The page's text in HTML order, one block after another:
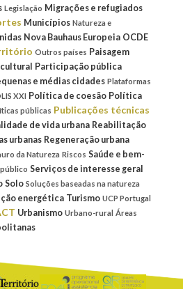
Legislação Migrações e refugiados
Municípios Natureza e
Nova Bauhaus Europeia OCDE
Outros países Paisagem
Participação pública
e médias cidades Plataformas
XXI Política de coesão Política
públicas Publicações técnicas
de vida urbana Reabilitação
urbanas Regeneração urbana
da Natureza Riscos Saúde e bem-
público Serviços de interesse geral
Solo Soluções baseadas na natureza
energética Turismo UCP Portugal
Urbanismo Urbano-rural Áreas